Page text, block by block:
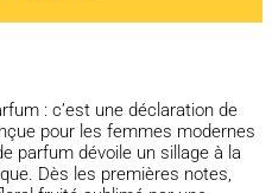
: c’est une déclaration de
pour les femmes modernes
parfum dévoile un sillage à la
Dès les premières notes,